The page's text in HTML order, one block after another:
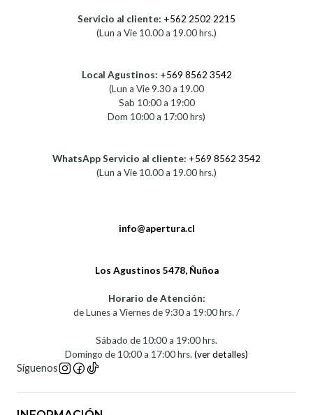
Servicio al cliente: +562 2502 2215
(Lun a Vie 10.00 a 19.00 hrs.)
Local Agustinos: +569 8562 3542
(Lun a Vie 9.30 a 19.00
Sab 10:00 a 19:00
Dom 10:00 a 17:00 hrs)
WhatsApp Servicio al cliente: +569 8562 3542
(Lun a Vie 10.00 a 19.00 hrs.)
info@apertura.cl
Los Agustinos 5478, Ñuñoa
Horario de Atención:
de Lunes a Viernes de 9:30 a 19:00 hrs. /
Sábado de 10:00 a 19:00 hrs.
Domingo de 10:00 a 17:00 hrs.(ver detalles)
Síguenos